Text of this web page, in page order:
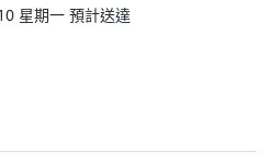
星期一 預計送達